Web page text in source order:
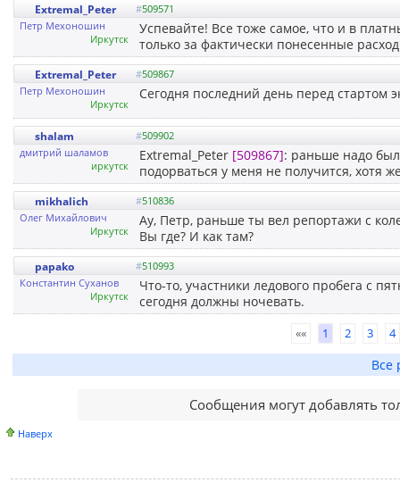
Extremal_Peter #509571
Петр Мехоношин
Иркутск
Успевайте! Все тоже самое, что и в
только за фактически понесенные
Extremal_Peter #509867
Петр Мехоношин
Иркутск
Сегодня последний день перед стартом
shalam #509902
дмитрий шаламов
иркутск
Extremal_Peter [509867]: раньше надо
подорваться у меня не получится, хотя
mikhalich #510836
Олег Михайлович
Иркутск
Ау, Петр, раньше ты вел репортажи с
Вы где? И как там?
papako #510993
Константин Суханов
Иркутск
Что-то, участники ледового пробега с
сегодня должны ночевать.
«« 1 2 3 4
Все
Сообщения могут добавлять
Наверх